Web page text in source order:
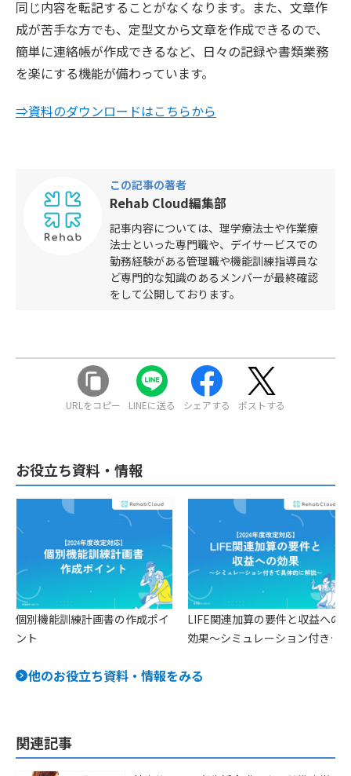
同じ内容を転記することがなくなります。また、文章作
成が苦手な方でも、定型文から文章を作成できるので、
簡単に連絡帳が作成できるなど、日々の記録や書類業務
を楽にする機能が備わっています。
⇒資料のダウンロードはこちらから
この記事の著者
Rehab Cloud編集部
記事内容については、理学療法士や作業療
法士といった専門職や、デイサービスでの
勤務経験がある管理職や機能訓練指導員な
ど専門的な知識のあるメンバーが最終確認
をして公開しております。
URLをコピー LINEに送る シェアする ポストする
お役立ち資料・情報
個別機能訓練計画書の作成ポイ
ント
LIFE関連加算の要件と収益への
効果〜シミュレーション付きで
他のお役立ち資料・情報をみる
関連記事